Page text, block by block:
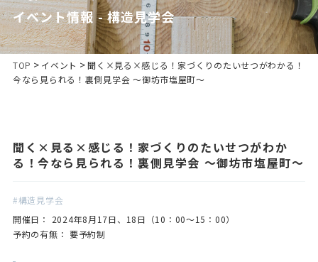
イベント情報 - 構造見学会
TOP > イベント >聞く×見る×感じる！家づくりのたいせつがわかる！
今なら見られる！裏側見学会 ～御坊市塩屋町～
聞く×見る×感じる！家づくりのたいせつがわか
る！今なら見られる！裏側見学会 ～御坊市塩屋町～
構造見学会
開催日： 2024年8月17日、18日（10：00～15：00）
予約の有無： 要予約制